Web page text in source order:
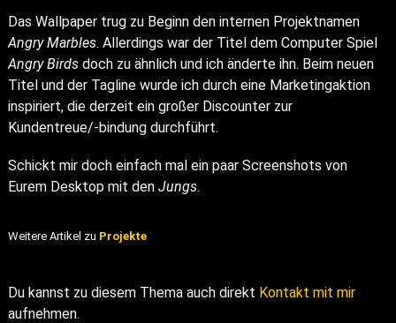
Das Wallpaper trug zu Beginn den internen Projektnamen
Angry Marbles. Allerdings war der Titel dem Computer Spiel
Angry Birdsdoch zu ähnlich und ich änderte ihn. Beim neuen
Titel und der Tagline wurde ich durch eine Marketingaktion
inspiriert, die derzeit ein großer Discounter zur
Kundentreue/-bindung durchführt.
Schickt mir doch einfach mal ein paar Screenshots von
Eurem Desktop mit den Jungs.
Weitere Artikel zu Projekte
Du kannst zu diesem Thema auch direkt Kontakt mit mir
aufnehmen.